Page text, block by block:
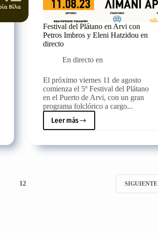
Festival del Plátano en Arvi con
Petros Imbros y Eleni Hatzidou en
directo
En directo en
El próximo viernes 11 de agosto
comienza el 5º Festival del Plátano
en el Puerto de Arvi, con un gran
programa folclórico a cargo...
Leer másFestival
del
en
12 SIGUIENTE